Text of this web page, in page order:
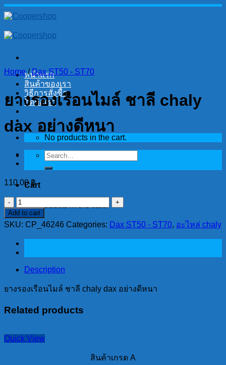
Skip
to
หน้าแรก
สินค้าของเรา
วิธีการสั่งซื้อ
ติดต่อเรา
No products in the cart.
Search
for:
Cart
No products in the cart.
Home / Dax ST50 - ST70
ยางรองเรือนไมล์ ชาลี chaly
dax อย่างดีหนา
110.00฿
ยาง
รอง
เรือน
ไมล์
ชาลี
dax
อย่าง
หนา
Add to cart
SKU: CP_46246 Categories: Dax ST50 - ST70, อะไหล่ chaly
Description
ยางรองเรือนไมล์ ชาลี chaly dax อย่างดีหนา
Related products
Quick View
สินค้าเกรด A